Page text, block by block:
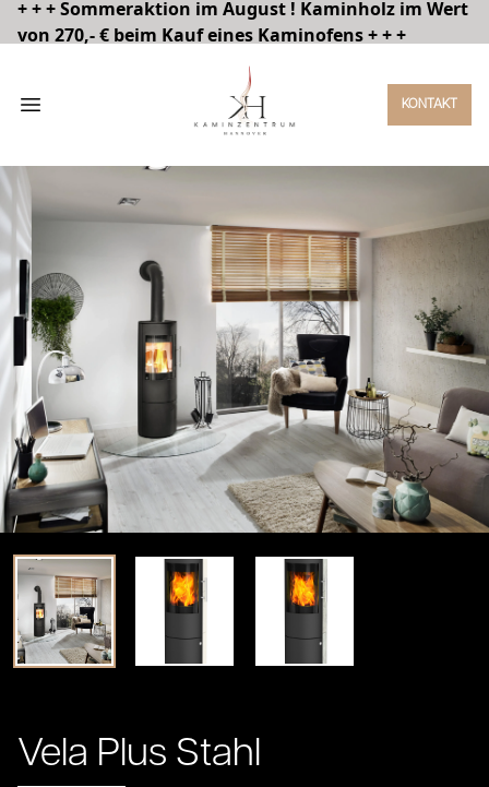
+ + + Sommeraktion im August ! Kaminholz im Wert
von 270,- € beim Kauf eines Kaminofens + + +
Open menu KONTAKT
Vela Plus Stahl